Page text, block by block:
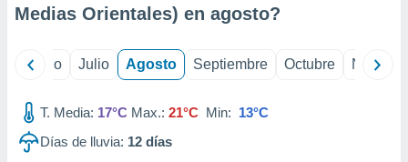
Medias Orientales) en agosto?
Junio Julio Agosto Septiembre Octubre
T. Media: 17°C Max.: 21°C Min: 13°C
Días de lluvia: 12 días